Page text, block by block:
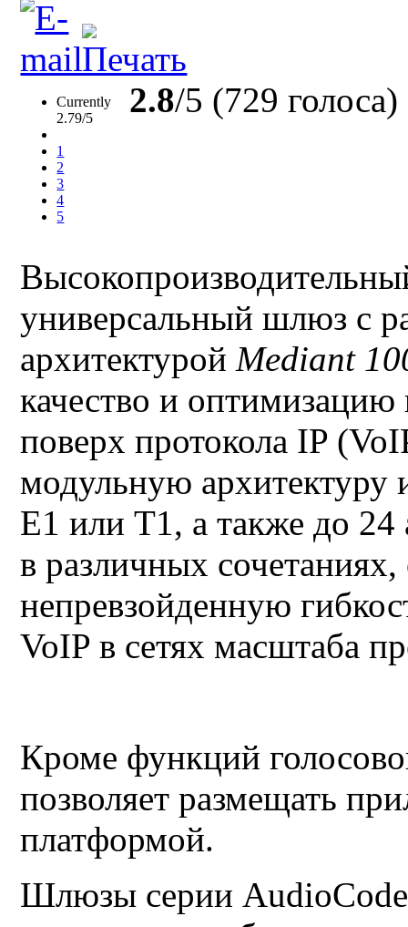
Currently
2.79/5
1
2
3
4
5
2.8/5 (729 голоса)
универсальный шлюз с
архитектуройMediant
качество и оптимизацию
поверх протокола IP
модульную архитектуру
E1 или T1, а также до
в различных сочетаниях,
непревзойденную
VoIP в сетях масштаба
Кроме функций
позволяет размещать
платформой.
Шлюзы серии